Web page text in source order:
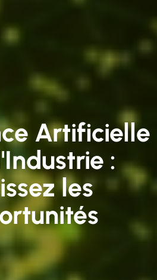
Artificielle
:
les